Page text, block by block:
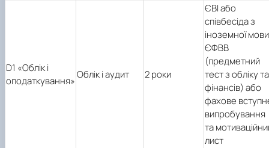
D1 «Облік і
оподаткування»
Облік і аудит 2 роки
ЄВІ або
співбесіда з
іноземної
ЄФВВ
(предметний
тест з обліку та
фінансів) або
фахове
випробування
та
лист